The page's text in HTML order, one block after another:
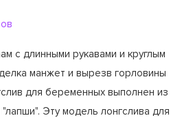
с длинными рукавами и круглым
манжет и вырезв горловины
для беременных выполнен из
Эту модель лонгслива для